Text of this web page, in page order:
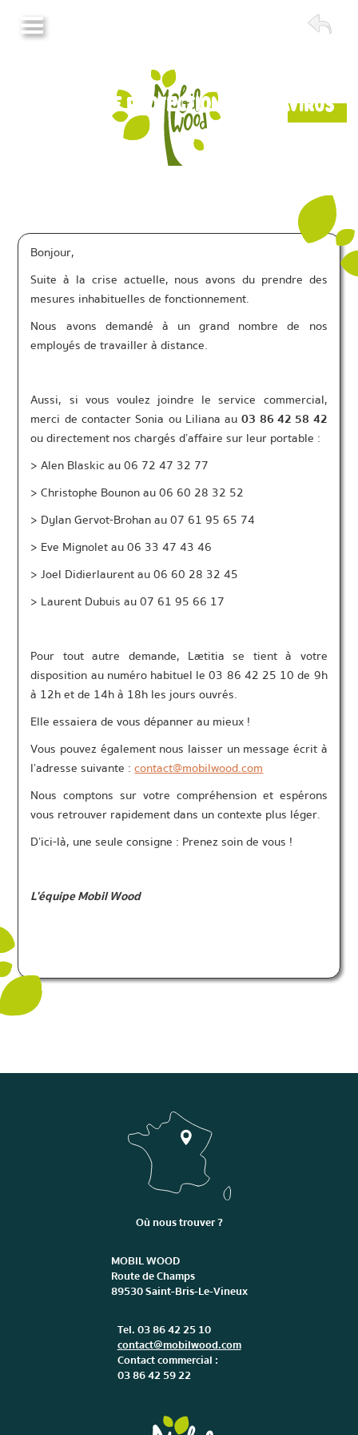
Mesures de protection Coronavirus
Bonjour,
Suite à la crise actuelle, nous avons du prendre des
mesures inhabituelles de fonctionnement.
Nous avons demandé à un grand nombre de nos
employés de travailler à distance.
Aussi, si vous voulez joindre le service commercial,
merci de contacter Sonia ou Liliana au03 86 42 58 42
ou directement nos chargés d’affaire sur leur portable :
> Alen Blaskic au 06 72 47 32 77
> Christophe Bounon au 06 60 28 32 52
> Dylan Gervot-Brohan au 07 61 95 65 74
> Eve Mignolet au 06 33 47 43 46
> Joel Didierlaurent au 06 60 28 32 45
> Laurent Dubuis au 07 61 95 66 17
Pour tout autre demande, Lætitia se tient à votre
disposition au numéro habituel le 03 86 42 25 10 de 9h
à 12h et de 14h à 18h les jours ouvrés.
Elle essaiera de vous dépanner au mieux !
Vous pouvez également nous laisser un message écrit à
l’adresse suivante :contact@mobilwood.com
Nous comptons sur votre compréhension et espérons
vous retrouver rapidement dans un contexte plus léger.
D’ici-là, une seule consigne : Prenez soin de vous !
L'équipe Mobil Wood
Où nous trouver ?
MOBIL WOOD
Route de Champs
89530 Saint-Bris-Le-Vineux
Tel. 03 86 42 25 10
contact@mobilwood.com
Contact commercial :
03 86 42 59 22